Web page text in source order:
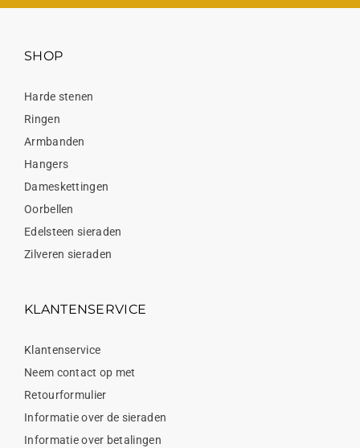
SHOP
Harde stenen
Ringen
Armbanden
Hangers
Dameskettingen
Oorbellen
Edelsteen sieraden
Zilveren sieraden
KLANTENSERVICE
Klantenservice
Neem contact op met
Retourformulier
Informatie over de sieraden
Informatie over betalingen